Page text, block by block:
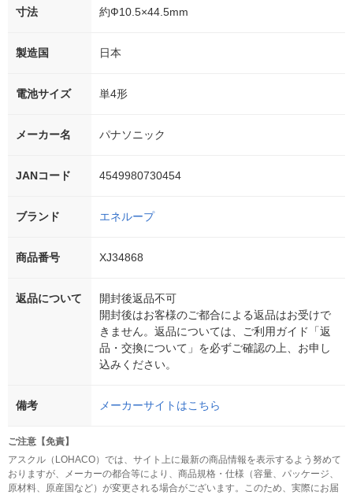
寸法 約Ф10.5×44.5mm
製造国 日本
電池サイズ 単4形
メーカー名 パナソニック
JANコード 4549980730454
ブランド エネループ
商品番号 XJ34868
返品について
開封後返品不可
開封後はお客様のご都合による返品はお受けで
きません。返品については、ご利用ガイド「返
品・交換について」を必ずご確認の上、お申し
込みください。
備考 メーカーサイトはこちら
ご注意【免責】
アスクル（LOHACO）では、サイト上に最新の商品情報を表示するよう努めて
おりますが、メーカーの都合等により、商品規格・仕様（容量、パッケージ、
原材料、原産国など）が変更される場合がございます。このため、実際にお届